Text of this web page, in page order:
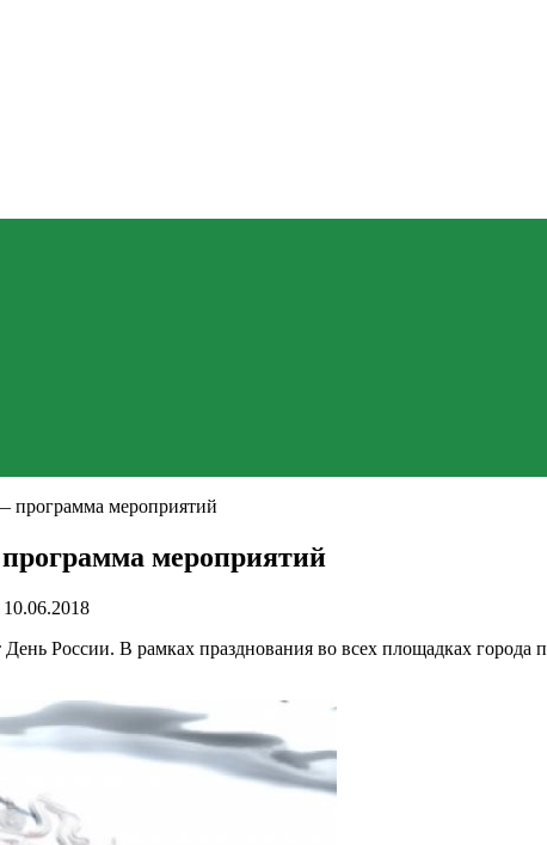
программа мероприятий
мероприятий
10.06.2018
России. В рамках празднования во всех площадках